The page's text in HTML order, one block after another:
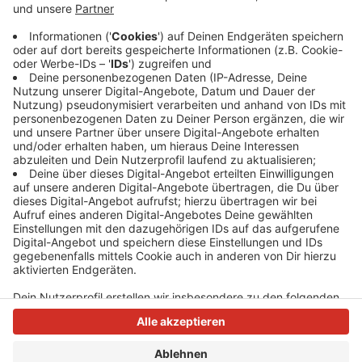
Alle Besucher haben das Bad sicher verlassen können.
Weil noch nach der genauen Brandurache gesucht wird,
kann das Heljensbad heute aber auf keinen Fall mehr
für Badegäste öffnen, so die Feuewehr.
Anzeige
Anzeige